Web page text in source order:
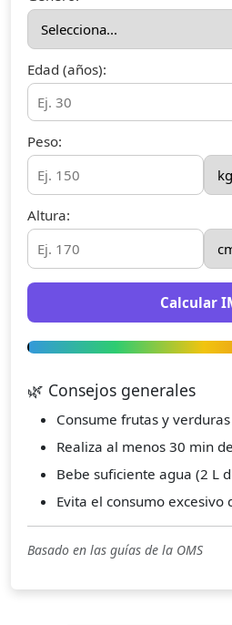
Edad (años):
Peso:
Altura:
Calcular
🌿 Consejos generales
Consume frutas y
Realiza al menos 30 min
Bebe suficiente agua (2 L
Evita el consumo excesivo
Basado en las guías de la OMS